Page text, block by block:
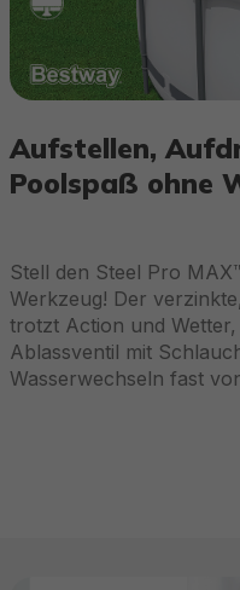
Aufstellen,
Poolspaß ohne
Stell den Steel Pro
Werkzeug! Der
trotzt Action und
Ablassventil mit
Wasserwechseln fast